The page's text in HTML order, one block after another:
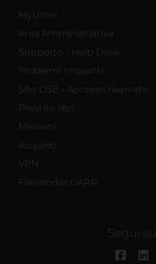
MyUnivr
Area Amministrativa
Supporto - Help Desk
Problemi Impianti
Sito DSE - Accesso riservato
Prestito libri
Missioni
Acquisti
VPN
Filesender GARR
Segui su